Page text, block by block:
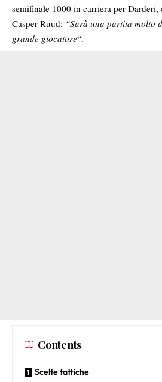
semifinale 1000 in carriera per Darderi,
Casper Ruud: “Sarà una partita molto
grande giocatore“.
Contents
Scelte tattiche